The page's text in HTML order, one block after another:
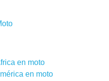
en moto
en moto